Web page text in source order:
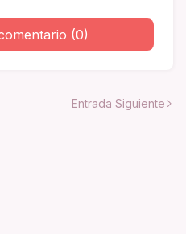
(0)
Entrada Siguiente